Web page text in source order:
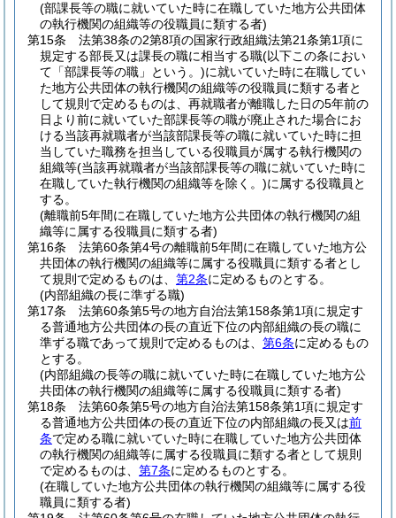
(部課長等の職に就いていた時に在職していた地方公共団体
の執行機関の組織等の役職員に類する者)
第15条
法第38条の2第8項の国家行政組織法第21条第1項に
規定する部長又は課長の職に相当する職(以下この条におい
て「部課長等の職」という。)に就いていた時に在職してい
た地方公共団体の執行機関の組織等の役職員に類する者と
して規則で定めるものは、再就職者が離職した日の5年前の
日より前に就いていた部課長等の職が廃止された場合にお
ける当該再就職者が当該部課長等の職に就いていた時に担
当していた職務を担当している役職員が属する執行機関の
組織等(当該再就職者が当該部課長等の職に就いていた時に
在職していた執行機関の組織等を除く。)に属する役職員と
する。
(離職前5年間に在職していた地方公共団体の執行機関の組
織等に属する役職員に類する者)
第16条
法第60条第4号の離職前5年間に在職していた地方公
共団体の執行機関の組織等に属する役職員に類する者とし
て規則で定めるものは、 第2条に定めるものとする。
(内部組織の長に準ずる職)
第17条
法第60条第5号の地方自治法第158条第1項に規定す
る普通地方公共団体の長の直近下位の内部組織の長の職に
準ずる職であって規則で定めるものは、 第6条に定めるもの
とする。
(内部組織の長等の職に就いていた時に在職していた地方公
共団体の執行機関の組織等に属する役職員に類する者)
第18条
法第60条第5号の地方自治法第158条第1項に規定す
る普通地方公共団体の長の直近下位の内部組織の長又は前
条で定める職に就いていた時に在職していた地方公共団体
の執行機関の組織等に属する役職員に類する者として規則
で定めるものは、 第7条に定めるものとする。
(在職していた地方公共団体の執行機関の組織等に属する役
職員に類する者)